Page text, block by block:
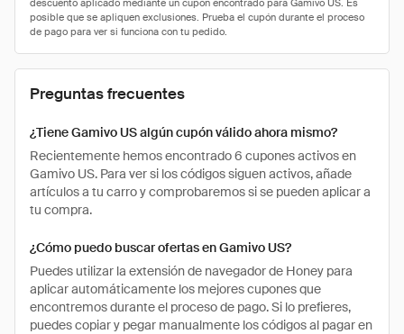
Preguntas frecuentes
¿Tiene Gamivo US algún cupón válido ahora mismo?
Recientemente hemos encontrado 6 cupones activos en
Gamivo US. Para ver si los códigos siguen activos, añade
artículos a tu carro y comprobaremos si se pueden aplicar a
tu compra.
¿Cómo puedo buscar ofertas en Gamivo US?
Puedes utilizar la extensión de navegador de Honey para
aplicar automáticamente los mejores cupones que
encontremos durante el proceso de pago. Si lo prefieres,
puedes copiar y pegar manualmente los códigos al pagar en